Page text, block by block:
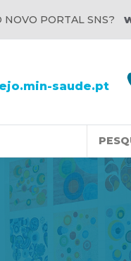
NOVO PORTAL SNS?
saude.pt
Query